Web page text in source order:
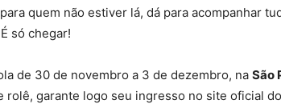
quem não estiver lá, dá para acompanhar
só chegar!
de 30 de novembro a 3 de dezembro, na São
rolê, garante logo seu ingresso no site oficial